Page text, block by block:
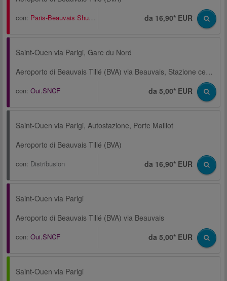
con: Paris-Beauvais Shuttle da 16,90* EUR
Saint-Ouen via Parigi, Gare du Nord
Aeroporto di Beauvais Tillé (BVA) via Beauvais, Stazione centrale
con: Oui.SNCF da 5,00* EUR
Saint-Ouen via Parigi, Autostazione, Porte Maillot
Aeroporto di Beauvais Tillé (BVA)
con: Distribusion da 16,90* EUR
Saint-Ouen via Parigi
Aeroporto di Beauvais Tillé (BVA) via Beauvais
con: Oui.SNCF da 5,00* EUR
Saint-Ouen via Parigi